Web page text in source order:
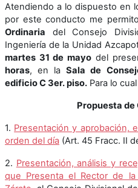
Atendiendo a lo dispuesto en
por este conducto me
Ordinaria del Consejo
Ingeniería de la Unidad
martes 31 de mayo del
horas, en laSala de
edificio C 3er. piso. Para lo
Propuesta de
1. Presentación y aprobación,
orden del día (Art. 45 Fracc. II
2. Presentación, análisis y
que Presenta el Rector de la